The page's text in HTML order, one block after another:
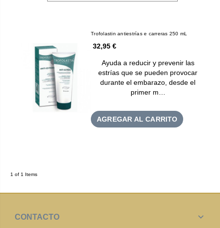
Trofolastin antiestrías e carreras 250 mL
32,95 €
Ayuda a reducir y prevenir las
estrías que se pueden provocar
durante el embarazo, desde el
primer m…
AGREGAR AL CARRITO
1 of 1 Items
CONTACTO